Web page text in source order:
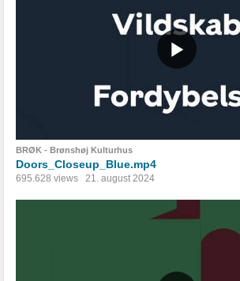
BRØK - Brønshøj Kulturhus
Doors_Closeup_Blue.mp4
695.628 views 21. august 2024